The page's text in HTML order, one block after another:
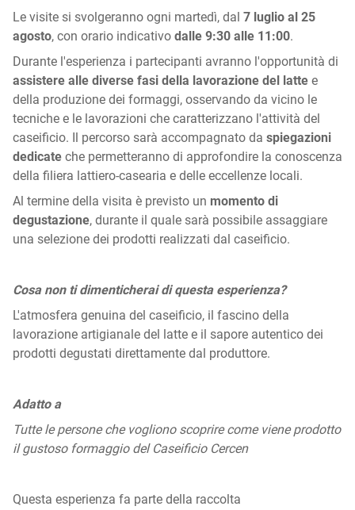
Le visite si svolgeranno ogni martedì, dal 7 luglio al 25
agosto, con orario indicativo dalle 9:30 alle 11:00.
Durante l'esperienza i partecipanti avranno l'opportunità di
assistere alle diverse fasi della lavorazione del latte e
della produzione dei formaggi, osservando da vicino le
tecniche e le lavorazioni che caratterizzano l'attività del
caseificio. Il percorso sarà accompagnato da spiegazioni
dedicate che permetteranno di approfondire la conoscenza
della filiera lattiero-casearia e delle eccellenze locali.
Al termine della visita è previsto un momento di
degustazione, durante il quale sarà possibile assaggiare
una selezione dei prodotti realizzati dal caseificio.
Cosa non ti dimenticherai di questa esperienza?
L'atmosfera genuina del caseificio, il fascino della
lavorazione artigianale del latte e il sapore autentico dei
prodotti degustati direttamente dal produttore.
Adatto a
Tutte le persone che vogliono scoprire come viene prodotto
il gustoso formaggio del Caseificio Cercen
Questa esperienza fa parte della raccolta